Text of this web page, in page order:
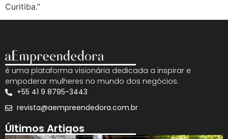
Curitiba.”
é uma plataforma visionária dedicada a inspirar e
empoderar mulheres no mundo dos negócios.
+55 41 9 8795-3443
revista@aempreendedora.com.br
Últimos Artigos